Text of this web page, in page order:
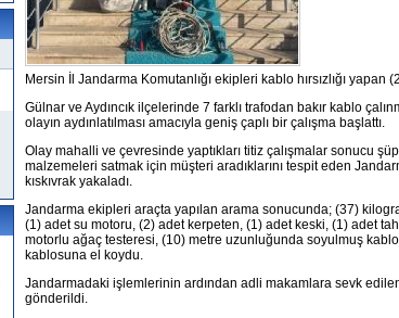
Mersin İl Jandarma Komutanlığı ekipleri kablo hırsızlığı yapan
Gülnar ve Aydıncık ilçelerinde 7 farklı trafodan bakır kablo
olayın aydınlatılması amacıyla geniş çaplı bir çalışma başlattı.
Olay mahalli ve çevresinde yaptıkları titiz çalışmalar sonucu
malzemeleri satmak için müşteri aradıklarını tespit eden
kıskıvrak yakaladı.
Jandarma ekipleri araçta yapılan arama sonucunda; (37)
(1) adet su motoru, (2) adet kerpeten, (1) adet keski, (1) adet
motorlu ağaç testeresi, (10) metre uzunluğunda soyulmuş
kablosuna el koydu.
Jandarmadaki işlemlerinin ardından adli makamlara sevk
gönderildi.